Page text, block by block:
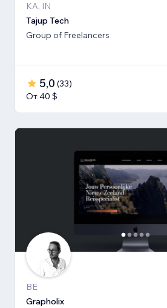
KA, IN
Tajup Tech
Group of Freelancers
5,0 (33)
От 40 $
BE
Grapholix